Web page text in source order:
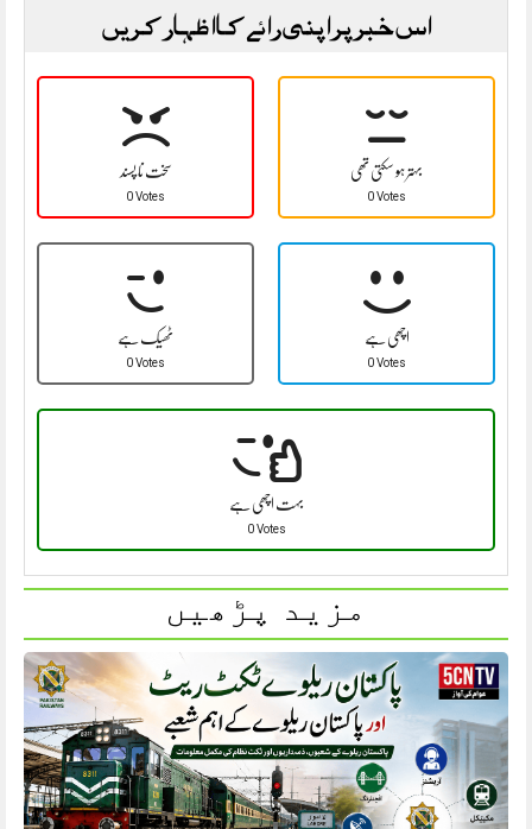
اس خبر پر اپنی رائے کا اظہار کریں
سخت نا پسند
0 Votes
بہتر ہو سکتی تھی
0 Votes
ٹھیک ہے
0 Votes
اچھی ہے
0 Votes
بہت اچھی ہے
0 Votes
مزید پڑھیں